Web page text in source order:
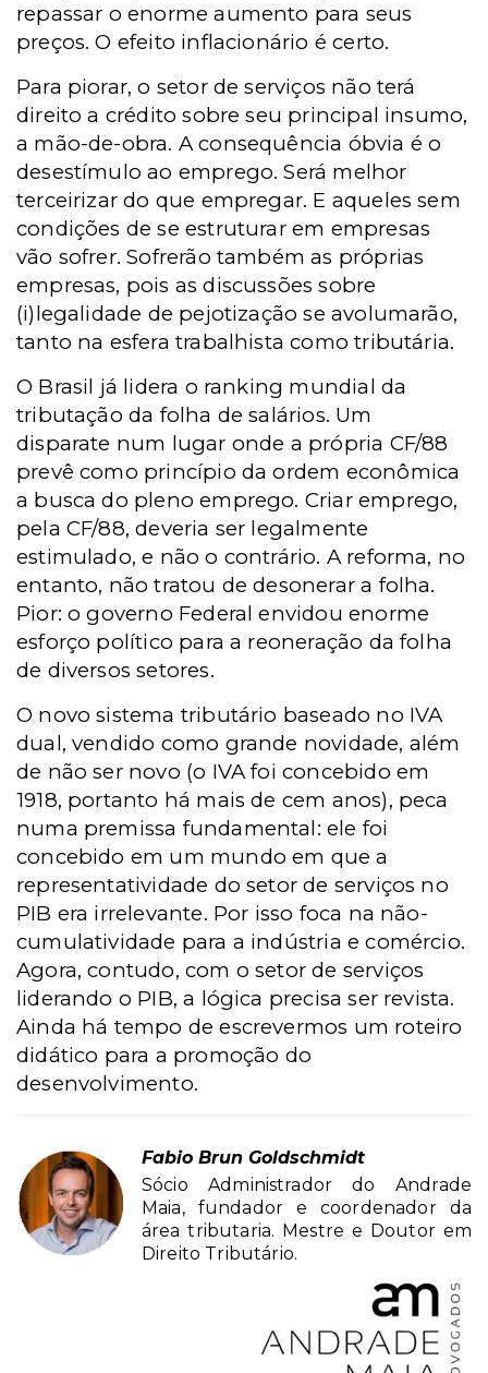
repassar o enorme aumento para seus
preços. O efeito inflacionário é certo.
Para piorar, o setor de serviços não terá
direito a crédito sobre seu principal insumo,
a mão-de-obra. A consequência óbvia é o
desestímulo ao emprego. Será melhor
terceirizar do que empregar. E aqueles sem
condições de se estruturar em empresas
vão sofrer. Sofrerão também as próprias
empresas, pois as discussões sobre
(i)legalidade de pejotização se avolumarão,
tanto na esfera trabalhista como tributária.
O Brasil já lidera o ranking mundial da
tributação da folha de salários. Um
disparate num lugar onde a própria CF/88
prevê como princípio da ordem econômica
a busca do pleno emprego. Criar emprego,
pela CF/88, deveria ser legalmente
estimulado, e não o contrário. A reforma, no
entanto, não tratou de desonerar a folha.
Pior: o governo Federal envidou enorme
esforço político para a reoneração da folha
de diversos setores.
O novo sistema tributário baseado no IVA
dual, vendido como grande novidade, além
de não ser novo (o IVA foi concebido em
1918, portanto há mais de cem anos), peca
numa premissa fundamental: ele foi
concebido em um mundo em que a
representatividade do setor de serviços no
PIB era irrelevante. Por isso foca na não-
cumulatividade para a indústria e comércio.
Agora, contudo, com o setor de serviços
liderando o PIB, a lógica precisa ser revista.
Ainda há tempo de escrevermos um roteiro
didático para a promoção do
desenvolvimento.
Fabio Brun Goldschmidt
Sócio Administrador do Andrade
Maia, fundador e coordenador da
área tributaria. Mestre e Doutor em
Direito Tributário.